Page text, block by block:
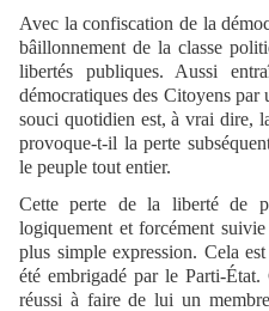
Avec la confiscation de la
bâillonnement de la classe
libertés publiques. Aussi
démocratiques des Citoyens
souci quotidien est, à vrai dire,
provoque-t-il la perte
le peuple tout entier.
Cette perte de la liberté de
logiquement et forcément
plus simple expression. Cela
été embrigadé par le Parti-État.
réussi à faire de lui un